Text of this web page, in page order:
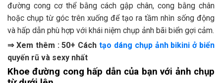
đường cong cơ thể bằng cách gập chân, cong bằng chân
hoặc chụp từ góc trên xuống để tạo ra tầm nhìn sống động
và hấp dẫn phù hợp với khái niệm chụp ảnh bãi biển gợi cảm.
⇒ Xem thêm : 50+ Cách tạo dáng chụp ảnh bikini ở biển
quyến rũ và sexy nhất
Khoe đường cong hấp dẫn của bạn với ảnh chụp